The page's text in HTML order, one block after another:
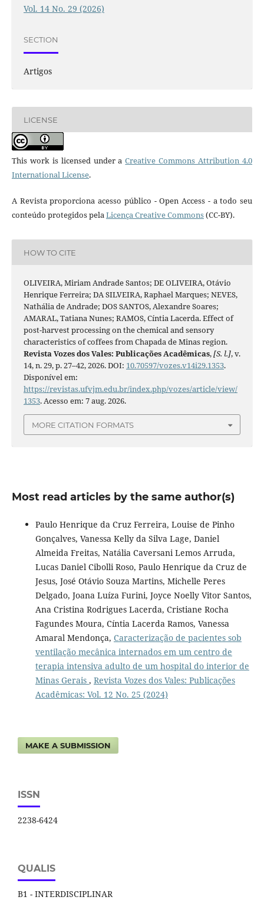
Vol. 14 No. 29 (2026)
SECTION
Artigos
LICENSE
This work is licensed under aCreative Commons Attribution 4.0
International License.
A Revista proporciona acesso público - Open Access - a todo seu
conteúdo protegidos pelaLicença Creative Commons(CC-BY).
HOW TO CITE
OLIVEIRA, Miriam Andrade Santos; DE OLIVEIRA, Otávio
Henrique Ferreira; DA SILVEIRA, Raphael Marques; NEVES,
Nathália de Andrade; DOS SANTOS, Alexandre Soares;
AMARAL, Tatiana Nunes; RAMOS, Cíntia Lacerda. Effect of
post-harvest processing on the chemical and sensory
characteristics of coffees from Chapada de Minas region.
Revista Vozes dos Vales: Publicações Acadêmicas,[S. l.], v.
14, n. 29, p. 27–42, 2026. DOI: 10.70597/vozes.v14i29.1353.
Disponível em:
https://revistas.ufvjm.edu.br/index.php/vozes/article/view/
1353. Acesso em: 7 aug. 2026.
MORE CITATION FORMATS
Most read articles by the same author(s)
Paulo Henrique da Cruz Ferreira, Louise de Pinho
Gonçalves, Vanessa Kelly da Silva Lage, Daniel
Almeida Freitas, Natália Caversani Lemos Arruda,
Lucas Daniel Cibolli Roso, Paulo Henrique da Cruz de
Jesus, José Otávio Souza Martins, Michelle Peres
Delgado, Joana Luíza Furini, Joyce Noelly Vitor Santos,
Ana Cristina Rodrigues Lacerda, Cristiane Rocha
Fagundes Moura, Cíntia Lacerda Ramos, Vanessa
Amaral Mendonça, Caracterização de pacientes sob
ventilação mecânica internados em um centro de
terapia intensiva adulto de um hospital do interior de
Minas Gerais , Revista Vozes dos Vales: Publicações
Acadêmicas: Vol. 12 No. 25 (2024)
MAKE A SUBMISSION
ISSN
2238-6424
QUALIS
B1 - INTERDISCIPLINAR